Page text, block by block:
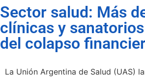
Sector salud: Más
clínicas y
del colapso
La Unión Argentina de Salud (UAS)